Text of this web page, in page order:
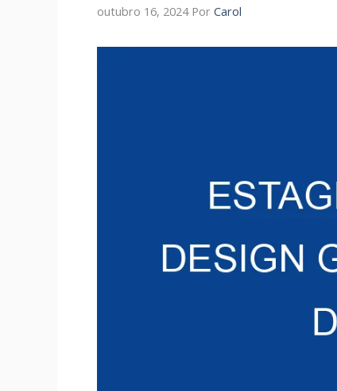
outubro 16, 2024 Por Carol